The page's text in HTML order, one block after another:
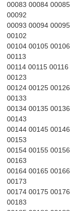
00083 00084
00092
00093 00094
00102
00104 00105
00113
00114 00115
00123
00124 00125
00133
00134 00135
00143
00144 00145
00153
00154 00155
00163
00164 00165
00173
00174 00175
00183